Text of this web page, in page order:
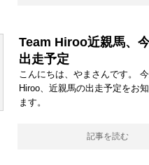
Team Hiroo近親馬、
出走予定
こんにちは、やまさんです。
Hiroo、近親馬の出走予定をお
ます。
記事を読む